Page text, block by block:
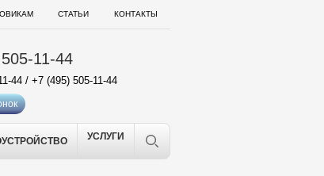
СТАТЬИ КОНТАКТЫ
11-44
44 / +7 (495) 505-11-44
УСЛУГИ